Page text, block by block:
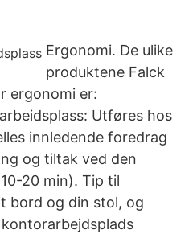
Ergonomi. De ulike
produktene Falck
ergonomi er:
Utføres hos
innledende foredrag
og tiltak ved den
20 min). Tip til
bord og din stol, og